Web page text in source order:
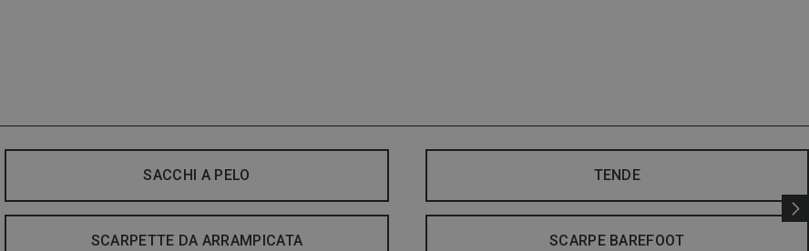
SACCHI A PELO TENDE
SCARPETTE DA ARRAMPICATA SCARPE BAREFOOT